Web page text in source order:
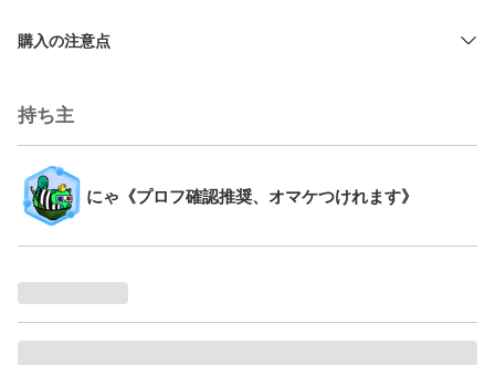
購入の注意点
持ち主
にゃ《プロフ確認推奨、オマケつけれます》